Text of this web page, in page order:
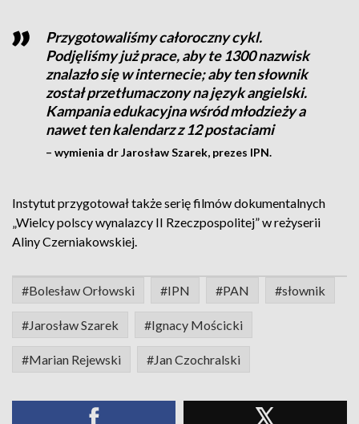
Przygotowaliśmy całoroczny cykl.
Podjęliśmy już prace, aby te 1300 nazwisk
znalazło się w internecie; aby ten słownik
został przetłumaczony na język angielski.
Kampania edukacyjna wśród młodzieży a
nawet ten kalendarz z 12 postaciami
– wymienia dr Jarosław Szarek, prezes IPN.
Instytut przygotował także serię filmów dokumentalnych
„Wielcy polscy wynalazcy II Rzeczpospolitej” w reżyserii
Aliny Czerniakowskiej.
#Bolesław Orłowski #IPN #PAN #słownik
#Jarosław Szarek #Ignacy Mościcki
#Marian Rejewski #Jan Czochralski